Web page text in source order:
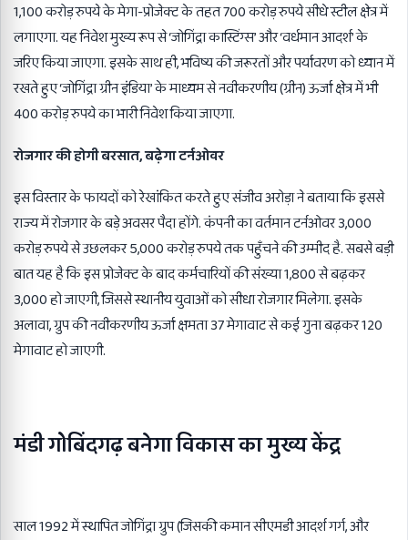
1,100 करोड़ रुपये के मेगा-प्रोजेक्ट के तहत 700 करोड़ रुपये सीधे स्टील क्षेत्र में
लगाएगा. यह निवेश मुख्य रूप से ‘जोगिंद्रा कास्टिंग्स’ और ‘वर्धमान आदर्श’ के
जरिए किया जाएगा. इसके साथ ही, भविष्य की जरूरतों और पर्यावरण को ध्यान में
रखते हुए ‘जोगिंद्रा ग्रीन इंडिया’ के माध्यम से नवीकरणीय (ग्रीन) ऊर्जा क्षेत्र में भी
400 करोड़ रुपये का भारी निवेश किया जाएगा.
रोजगार की होगी बरसात, बढ़ेगा टर्नओवर
इस विस्तार के फायदों को रेखांकित करते हुए संजीव अरोड़ा ने बताया कि इससे
राज्य में रोजगार के बड़े अवसर पैदा होंगे. कंपनी का वर्तमान टर्नओवर 3,000
करोड़ रुपये से उछलकर 5,000 करोड़ रुपये तक पहुँचने की उम्मीद है. सबसे बड़ी
बात यह है कि इस प्रोजेक्ट के बाद कर्मचारियों की संख्या 1,800 से बढ़कर
3,000 हो जाएगी, जिससे स्थानीय युवाओं को सीधा रोजगार मिलेगा. इसके
अलावा, ग्रुप की नवीकरणीय ऊर्जा क्षमता 37 मेगावाट से कई गुना बढ़कर 120
मेगावाट हो जाएगी.
मंडी गोबिंदगढ़ बनेगा विकास का मुख्य केंद्र
साल 1992 में स्थापित जोगिंद्रा ग्रुप (जिसकी कमान सीएमडी आदर्श गर्ग, और